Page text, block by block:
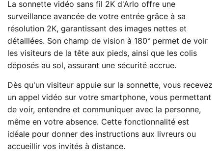
​La sonnette vidéo sans fil 2K d'Arlo offre une
surveillance avancée de votre entrée grâce à sa
résolution 2K, garantissant des images nettes et
détaillées. Son champ de vision à 180° permet de voir
les visiteurs de la tête aux pieds, ainsi que les colis
déposés au sol, assurant une sécurité accrue.
Dès qu'un visiteur appuie sur la sonnette, vous recevez
un appel vidéo sur votre smartphone, vous permettant
de voir, entendre et communiquer avec la personne,
même en votre absence. Cette fonctionnalité est
idéale pour donner des instructions aux livreurs ou
accueillir vos invités à distance. ​